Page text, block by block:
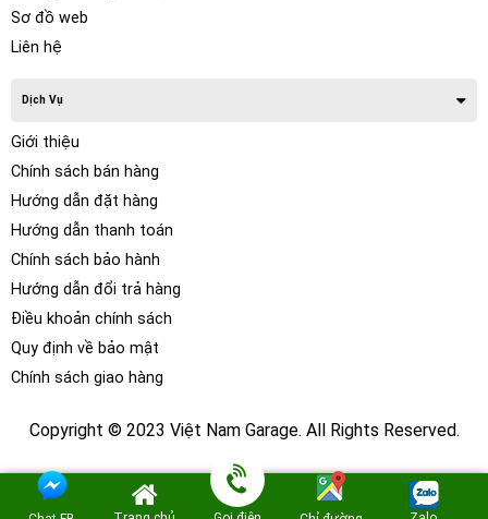
Sơ đồ web
Liên hệ
Dịch Vụ
Giới thiệu
Chính sách bán hàng
Hướng dẫn đặt hàng
Hướng dẫn thanh toán
Chính sách bảo hành
Hướng dẫn đổi trả hàng
Điều khoản chính sách
Quy định về bảo mật
Chính sách giao hàng
Copyright © 2023 Việt Nam Garage. All Rights Reserved.